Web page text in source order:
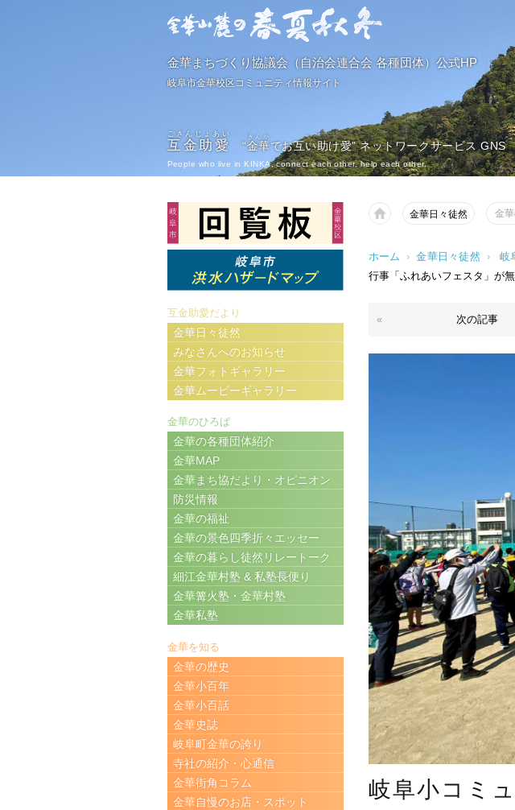
金華まちづくり協議会（自治会連合会 各種団体）公式HP
岐阜市金華校区コミュニティ情報サイト
互金助愛
ごきんじょあい
“金華
きんか
でお互い助け愛” ネットワークサービス GNS
People who live in KINKA, connect each other, help each other.
金華日々徒然
ホーム › 金華日々徒然 › 岐
行事「ふれあいフェスタ」が
次の記事
«
岐阜小コミ
互金助愛だより
金華日々徒然
みなさんへのお知らせ
金華フォトギャラリー
金華ムービーギャラリー
金華のひろば
金華の各種団体紹介
金華MAP
金華まち協だより・オピニオン
防災情報
金華の福祉
金華の景色四季折々エッセー
金華の暮らし徒然リレートーク
細江金華村塾 & 私塾長便り
金華篝火塾・金華村塾
金華私塾
金華を知る
金華の歴史
金華小百年
金華小百話
金華史誌
岐阜町金華の誇り
寺社の紹介・心通信
金華街角コラム
金華自慢のお店・スポット